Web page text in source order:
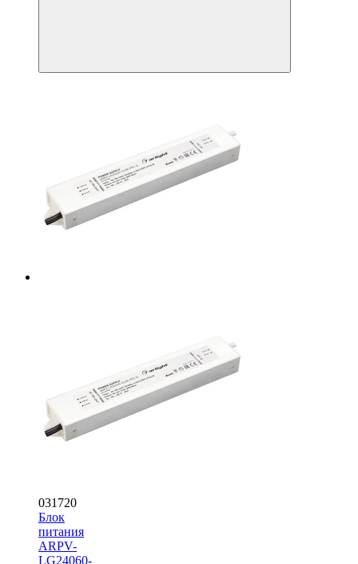
031720
Блок
питания
ARPV-
LG24060-